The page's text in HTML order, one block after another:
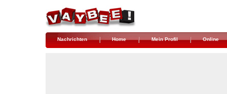
Nachrichten Home Mein Profil Online